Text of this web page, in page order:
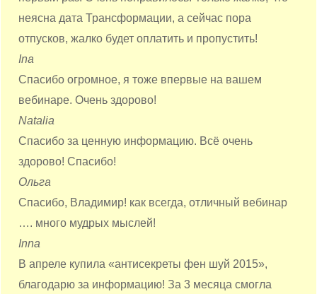
неясна дата Трансформации, а сейчас пора
отпусков, жалко будет оплатить и пропустить!
Ina
Спасибо огромное, я тоже впервые на вашем
вебинаре. Очень здорово!
Natalia
Спасибо за ценную информацию. Всё очень
здорово! Спасибо!
Ольга
Спасибо, Владимир! как всегда, отличный вебинар
…. много мудрых мыслей!
Inna
В апреле купила «антисекреты фен шуй 2015»,
благодарю за информацию! За 3 месяца смогла